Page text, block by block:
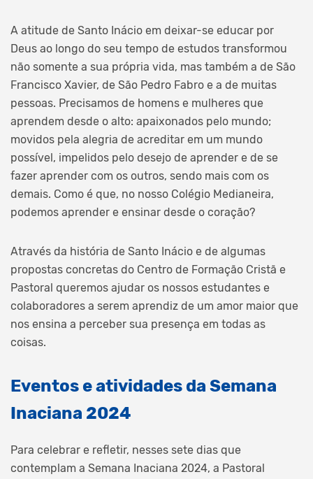
A atitude de Santo Inácio em deixar-se educar por
Deus ao longo do seu tempo de estudos transformou
não somente a sua própria vida, mas também a de São
Francisco Xavier, de São Pedro Fabro e a de muitas
pessoas. Precisamos de homens e mulheres que
aprendem desde o alto: apaixonados pelo mundo;
movidos pela alegria de acreditar em um mundo
possível, impelidos pelo desejo de aprender e de se
fazer aprender com os outros, sendo mais com os
demais. Como é que, no nosso Colégio Medianeira,
podemos aprender e ensinar desde o coração?
Através da história de Santo Inácio e de algumas
propostas concretas do Centro de Formação Cristã e
Pastoral queremos ajudar os nossos estudantes e
colaboradores a serem aprendiz de um amor maior que
nos ensina a perceber sua presença em todas as
coisas.
Eventos e atividades da Semana
Inaciana 2024
Para celebrar e refletir, nesses sete dias que
contemplam a Semana Inaciana 2024, a Pastoral